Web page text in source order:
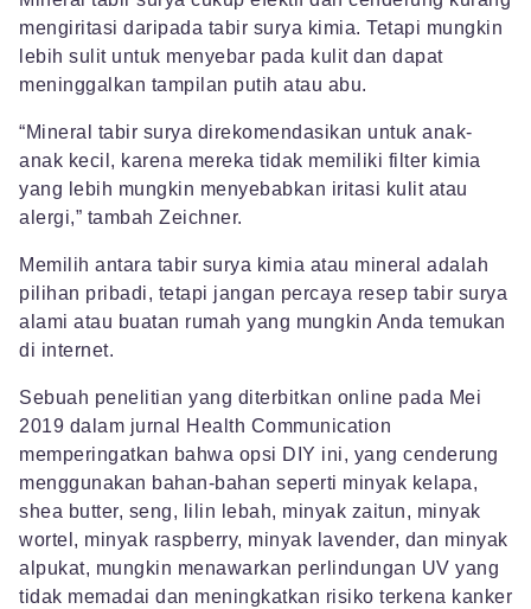
mengiritasi daripada tabir surya kimia. Tetapi mungkin
lebih sulit untuk menyebar pada kulit dan dapat
meninggalkan tampilan putih atau abu.
“Mineral tabir surya direkomendasikan untuk anak-
anak kecil, karena mereka tidak memiliki filter kimia
yang lebih mungkin menyebabkan iritasi kulit atau
alergi,” tambah Zeichner.
Memilih antara tabir surya kimia atau mineral adalah
pilihan pribadi, tetapi jangan percaya resep tabir surya
alami atau buatan rumah yang mungkin Anda temukan
di internet.
Sebuah penelitian yang diterbitkan online pada Mei
2019 dalam jurnal Health Communication
memperingatkan bahwa opsi DIY ini, yang cenderung
menggunakan bahan-bahan seperti minyak kelapa,
shea butter, seng, lilin lebah, minyak zaitun, minyak
wortel, minyak raspberry, minyak lavender, dan minyak
alpukat, mungkin menawarkan perlindungan UV yang
tidak memadai dan meningkatkan risiko terkena kanker